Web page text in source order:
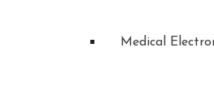
Medical